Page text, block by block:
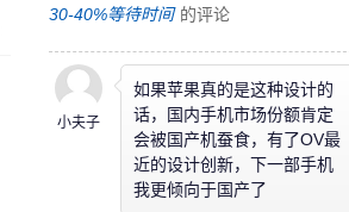
30-40%等待时间 的评论
小夫子
如果苹果真的是这种设计的
话，国内手机市场份额肯定
会被国产机蚕食，有了OV最
近的设计创新，下一部手机
我更倾向于国产了